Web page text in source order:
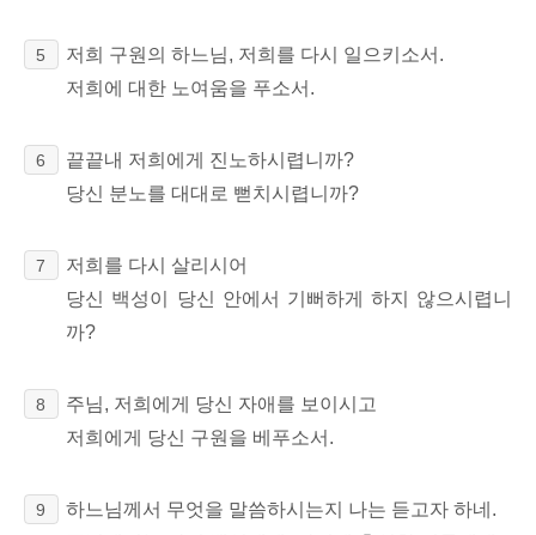
5
저희 구원의 하느님, 저희를 다시 일으키소서.
저희에 대한 노여움을 푸소서.
6
끝끝내 저희에게 진노하시렵니까?
당신 분노를 대대로 뻗치시렵니까?
7
저희를 다시 살리시어
당신 백성이 당신 안에서 기뻐하게 하지 않으시렵니
까?
8
주님, 저희에게 당신 자애를 보이시고
저희에게 당신 구원을 베푸소서.
9
하느님께서 무엇을 말씀하시는지 나는 듣고자 하네.